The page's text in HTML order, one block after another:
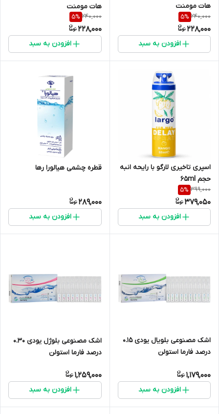
هات مومنت
240,000
5%
228,000
افزودن به سبد
هات مومنت
240,000
5%
228,000
افزودن به سبد
اسپری تاخیری لارگو با رایحه انبه
حجم 65ml
399,000
5%
379,050
افزودن به سبد
قطره چشمی هیالورا رها
289,000
افزودن به سبد
اشک مصنوعی بلویال یودی 0.15
درصد فارما استولن
1,179,000
افزودن به سبد
اشک مصنوعی بلوژل یودی 0.30
درصد فارما استولن
1,259,000
افزودن به سبد